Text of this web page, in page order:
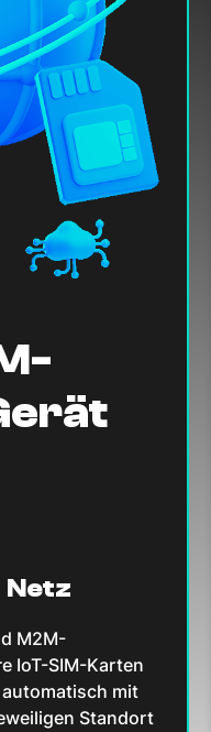
M2M-
IoT-SIM-Karten
mit
Standort